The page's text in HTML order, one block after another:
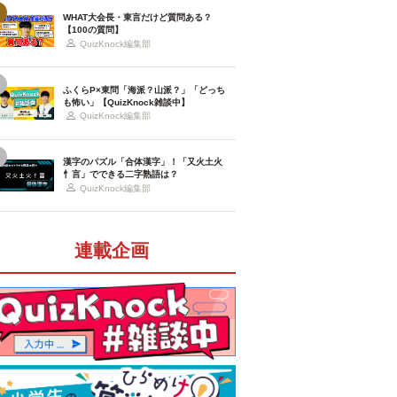
WHAT大会長・東言だけど質問ある？
【100の質問】
QuizKnock編集部
ふくらP×東問「海派？山派？」「どっち
も怖い」【QuizKnock雑談中】
QuizKnock編集部
漢字のパズル「合体漢字」！「又火土火
忄言」でできる二字熟語は？
QuizKnock編集部
連載企画